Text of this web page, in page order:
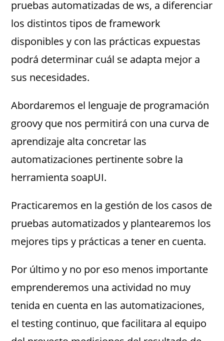
pruebas automatizadas de ws, a diferenciar
los distintos tipos de framework
disponibles y con las prácticas expuestas
podrá determinar cuál se adapta mejor a
sus necesidades.
Abordaremos el lenguaje de programación
groovy que nos permitirá con una curva de
aprendizaje alta concretar las
automatizaciones pertinente sobre la
herramienta soapUI.
Practicaremos en la gestión de los casos de
pruebas automatizados y plantearemos los
mejores tips y prácticas a tener en cuenta.
Por último y no por eso menos importante
emprenderemos una actividad no muy
tenida en cuenta en las automatizaciones,
el testing continuo, que facilitara al equipo